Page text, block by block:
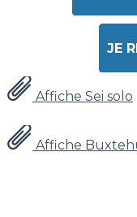
JE
Affiche Sei solo
Affiche